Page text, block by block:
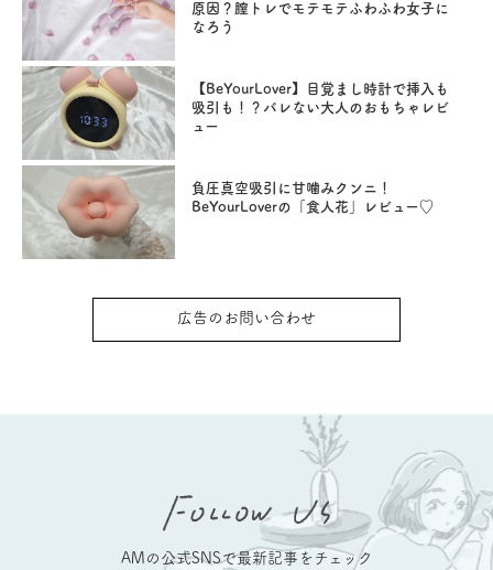
原因？膣トレでモテモテふわふわ女子に
なろう
【BeYourLover】目覚まし時計で挿入も
吸引も！？バレない大人のおもちゃレビ
ュー
負圧真空吸引に甘噛みクンニ！
BeYourLoverの「食人花」レビュー♡
広告のお問い合わせ
AMの公式SNSで最新記事をチェック